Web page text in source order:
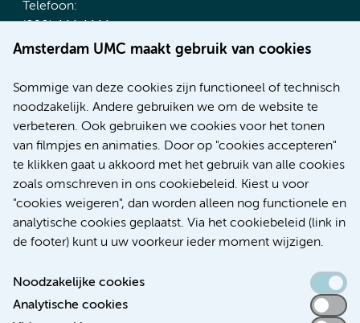
Amsterdam UMC maakt gebruik van cookies
Sommige van deze cookies zijn functioneel of technisch
noodzakelijk. Andere gebruiken we om de website te
verbeteren. Ook gebruiken we cookies voor het tonen
van filmpjes en animaties. Door op "cookies accepteren"
te klikken gaat u akkoord met het gebruik van alle cookies
zoals omschreven in ons cookiebeleid. Kiest u voor
"cookies weigeren", dan worden alleen nog functionele en
analytische cookies geplaatst. Via het cookiebeleid (link in
de footer) kunt u uw voorkeur ieder moment wijzigen.
Noodzakelijke cookies
Analytische cookies
Telefoon:
(020) 444 4444
Route & Parkeren
Meer Amsterdam UMC websites:
Werken bij Amsterdam UMC
Over Amsterdam UMC
Nieuws
Research
Educatie Locatie VUmc